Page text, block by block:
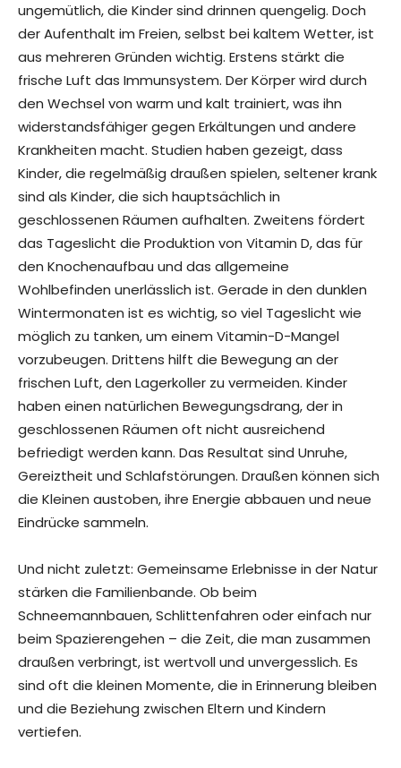
ungemütlich, die Kinder sind drinnen quengelig. Doch
der Aufenthalt im Freien, selbst bei kaltem Wetter, ist
aus mehreren Gründen wichtig. Erstens stärkt die
frische Luft das Immunsystem. Der Körper wird durch
den Wechsel von warm und kalt trainiert, was ihn
widerstandsfähiger gegen Erkältungen und andere
Krankheiten macht. Studien haben gezeigt, dass
Kinder, die regelmäßig draußen spielen, seltener krank
sind als Kinder, die sich hauptsächlich in
geschlossenen Räumen aufhalten. Zweitens fördert
das Tageslicht die Produktion von Vitamin D, das für
den Knochenaufbau und das allgemeine
Wohlbefinden unerlässlich ist. Gerade in den dunklen
Wintermonaten ist es wichtig, so viel Tageslicht wie
möglich zu tanken, um einem Vitamin-D-Mangel
vorzubeugen. Drittens hilft die Bewegung an der
frischen Luft, den Lagerkoller zu vermeiden. Kinder
haben einen natürlichen Bewegungsdrang, der in
geschlossenen Räumen oft nicht ausreichend
befriedigt werden kann. Das Resultat sind Unruhe,
Gereiztheit und Schlafstörungen. Draußen können sich
die Kleinen austoben, ihre Energie abbauen und neue
Eindrücke sammeln.
Und nicht zuletzt: Gemeinsame Erlebnisse in der Natur
stärken die Familienbande. Ob beim
Schneemannbauen, Schlittenfahren oder einfach nur
beim Spazierengehen – die Zeit, die man zusammen
draußen verbringt, ist wertvoll und unvergesslich. Es
sind oft die kleinen Momente, die in Erinnerung bleiben
und die Beziehung zwischen Eltern und Kindern
vertiefen.